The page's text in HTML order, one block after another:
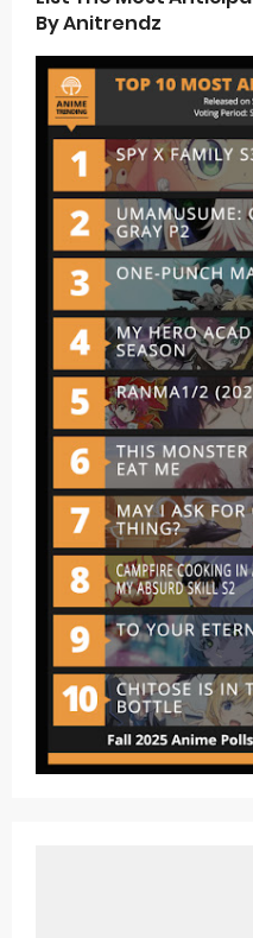
By Anitrendz